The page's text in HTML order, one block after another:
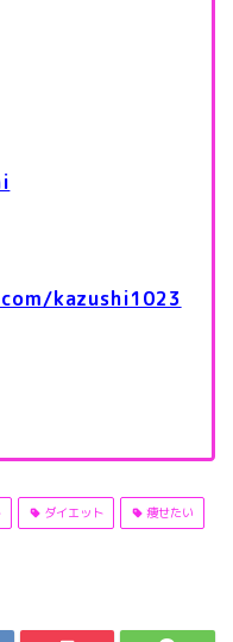
kazushi1023
ダイエット 痩せたい